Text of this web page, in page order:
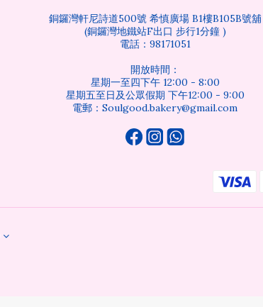
銅鑼灣軒尼詩道500號 希慎廣場 B1樓B105B號舖
(銅鑼灣地鐵站F出口 步行1分鐘 )
電話：98171051
開放時間：
星期一至四下午 12:00 - 8:00
星期五至日及公眾假期 下午12:00 - 9:00
電郵：Soulgood.bakery@gmail.com